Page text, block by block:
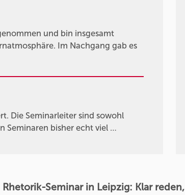
und bin insgesamt
Im Nachgang gab es
Die Seminarleiter sind sowohl
Seminaren bisher echt viel …
Rhetorik-Seminar in Leipzig: Klar reden,